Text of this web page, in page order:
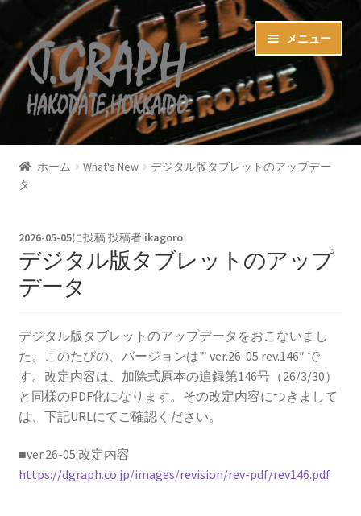
ビ
ゲ
シ
ン
へ
ス
ッ
プ
ン
テ
ツ
ス
キ
ッ
メニュー
ホーム
カード決済商品
お買い物カゴ
マイアカウント
ホーム What's New
デジタル版タブレットのアップデー
タ
2026-05-05に投稿投稿者 ikagoro
デジタル版タブレットのアップ
データ
デジタル版タブレットのアップデータをおこないまし
た。このたびの、バージョンは ” ver.26-05 rev.146″ で
す。改定内容は、加除式原本の追録第146号（26/3/30）
と同様のPDF化になります。その改定内容につきまして
は、下記URLにてご確認ください。
■ver.26-05 改定内容
https://dgraph.co.jp/images/revision/rev-pdf/rev146.pdf